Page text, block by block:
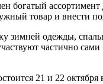
богатый
товар и внести
зимней одежды,
частично
21 и 22